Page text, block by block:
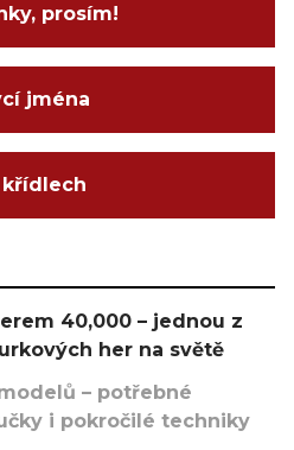
prosím!
jména
křídlech
40,000 – jednou z
her na světě
– potřebné
i pokročilé techniky